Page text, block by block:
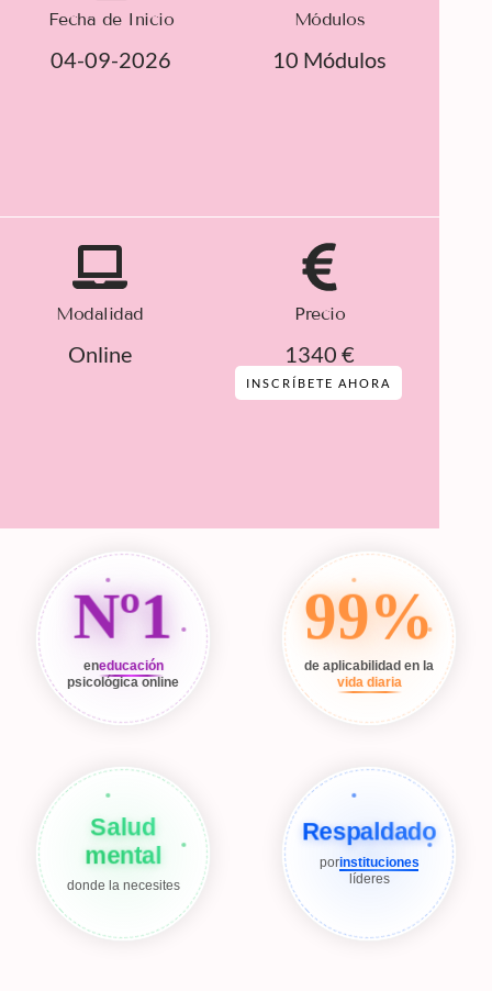
Fecha de Inicio
04-09-2026
Módulos
10 Módulos
Modalidad
Online
Precio
1340 €
INSCRÍBETE AHORA
Nº1
eneducación
psicológica online
99%
de aplicabilidad en la
vida diaria
Salud
mental
donde la necesites
Respaldado
porinstituciones
líderes